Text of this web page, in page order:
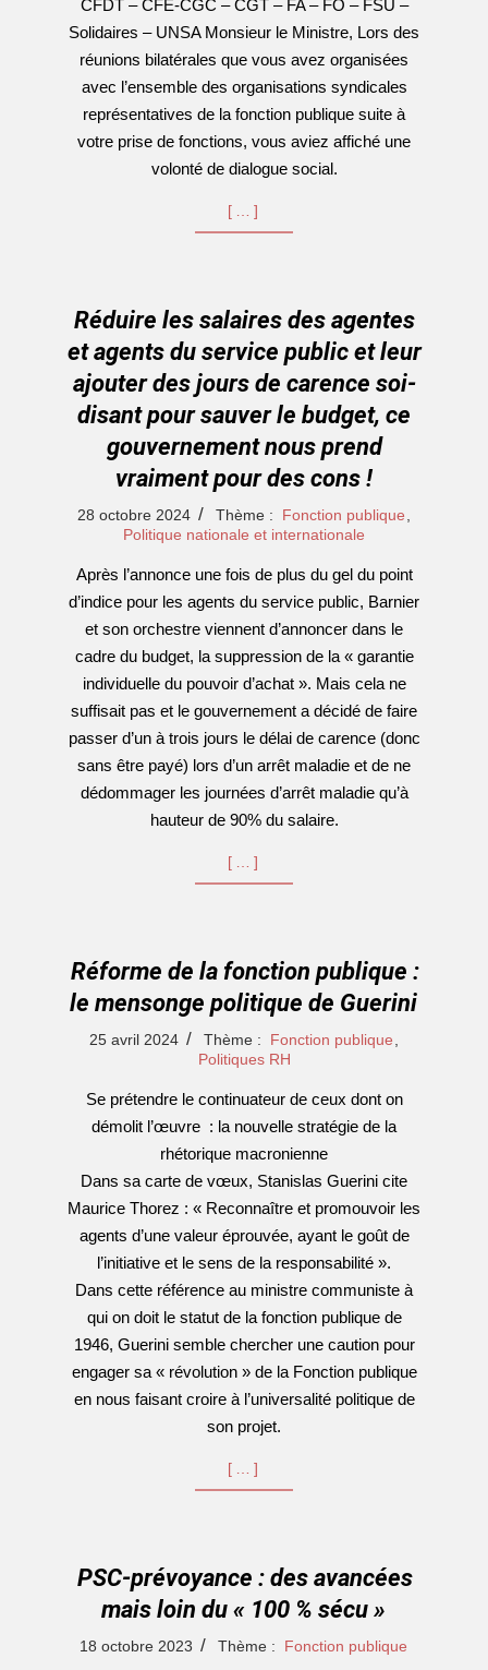
CFDT – CFE-CGC – CGT – FA – FO – FSU –
Solidaires – UNSA Monsieur le Ministre, Lors des
réunions bilatérales que vous avez organisées
avec l’ensemble des organisations syndicales
représentatives de la fonction publique suite à
votre prise de fonctions, vous aviez affiché une
volonté de dialogue social.
[…]
Réduire les salaires des agentes
et agents du service public et leur
ajouter des jours de carence soi-
disant pour sauver le budget, ce
gouvernement nous prend
vraiment pour des cons !
2024-
28 octobre 2024 Thème : Fonction publique
Politique nationale et internationale
Après l’annonce une fois de plus du gel du point
d’indice pour les agents du service public, Barnier
et son orchestre viennent d’annoncer dans le
cadre du budget, la suppression de la « garantie
individuelle du pouvoir d’achat ». Mais cela ne
suffisait pas et le gouvernement a décidé de faire
passer d’un à trois jours le délai de carence (donc
sans être payé) lors d’un arrêt maladie et de ne
dédommager les journées d’arrêt maladie qu’à
hauteur de 90% du salaire.
[…]
Réforme de la fonction publique :
le mensonge politique de Guerini
2024-25 avril 2024 Thème : Fonction publique
Politiques RH
Se prétendre le continuateur de ceux dont on
démolit l’œuvre : la nouvelle stratégie de la
rhétorique macronienne
Dans sa carte de vœux, Stanislas Guerini cite
Maurice Thorez : « Reconnaître et promouvoir les
agents d’une valeur éprouvée, ayant le goût de
l’initiative et le sens de la responsabilité ».
Dans cette référence au ministre communiste à
qui on doit le statut de la fonction publique de
1946, Guerini semble chercher une caution pour
engager sa « révolution » de la Fonction publique
en nous faisant croire à l’universalité politique de
son projet.
[…]
PSC-prévoyance : des avancées
mais loin du « 100 % sécu »
2023-
18 octobre 2023 Thème : Fonction publique